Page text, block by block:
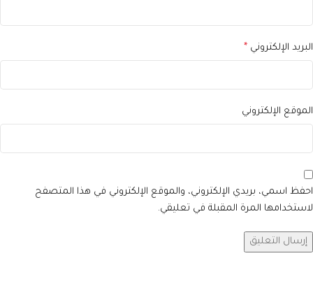
البريد الإلكتروني *
الموقع الإلكتروني
احفظ اسمي، بريدي الإلكتروني، والموقع الإلكتروني في هذا المتصفح
لاستخدامها المرة المقبلة في تعليقي.